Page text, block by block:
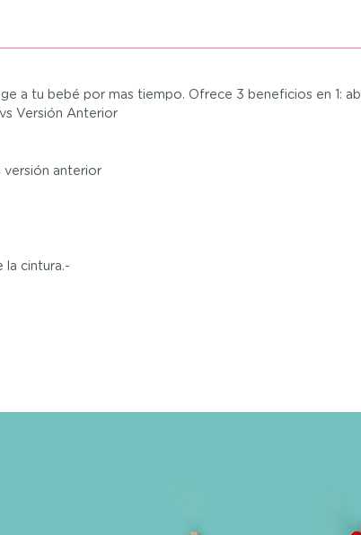
a tu bebé por mas tiempo. Ofrece 3 beneficios en 1:
Versión Anterior
versión anterior
la cintura.-